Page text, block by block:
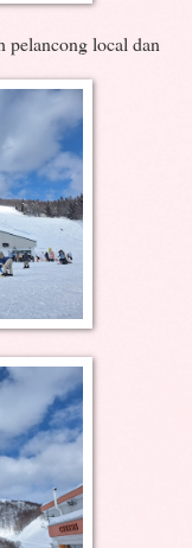
pelancong local dan